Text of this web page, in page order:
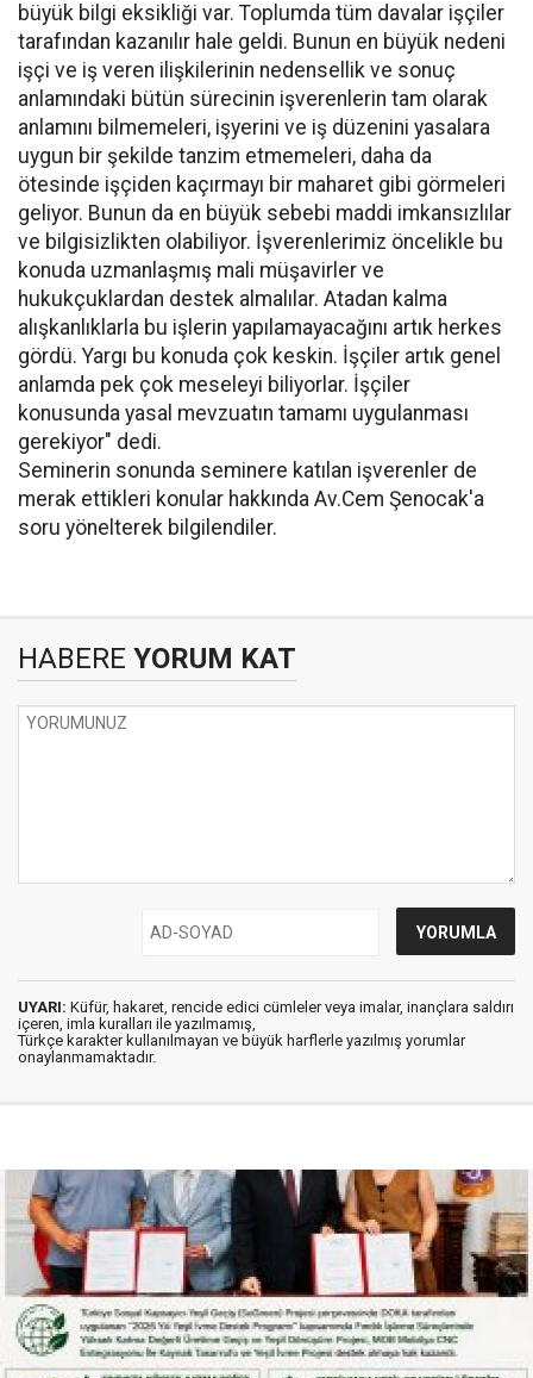
büyük bilgi eksikliği var. Toplumda tüm davalar işçiler
tarafından kazanılır hale geldi. Bunun en büyük nedeni
işçi ve iş veren ilişkilerinin nedensellik ve sonuç
anlamındaki bütün sürecinin işverenlerin tam olarak
anlamını bilmemeleri, işyerini ve iş düzenini yasalara
uygun bir şekilde tanzim etmemeleri, daha da
ötesinde işçiden kaçırmayı bir maharet gibi görmeleri
geliyor. Bunun da en büyük sebebi maddi imkansızlılar
ve bilgisizlikten olabiliyor. İşverenlerimiz öncelikle bu
konuda uzmanlaşmış mali müşavirler ve
hukukçuklardan destek almalılar. Atadan kalma
alışkanlıklarla bu işlerin yapılamayacağını artık herkes
gördü. Yargı bu konuda çok keskin. İşçiler artık genel
anlamda pek çok meseleyi biliyorlar. İşçiler
konusunda yasal mevzuatın tamamı uygulanması
gerekiyor" dedi.
Seminerin sonunda seminere katılan işverenler de
merak ettikleri konular hakkında Av.Cem Şenocak'a
soru yönelterek bilgilendiler.
HABERE YORUM KAT
UYARI: Küfür, hakaret, rencide edici cümleler veya imalar, inançlara saldırı
içeren, imla kuralları ile yazılmamış,
Türkçe karakter kullanılmayan ve büyük harflerle yazılmış yorumlar
onaylanmamaktadır.